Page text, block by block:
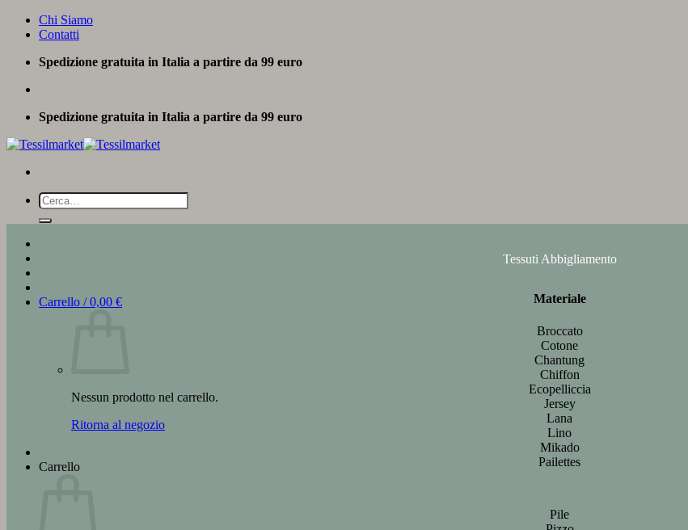
Salta
Chi Siamo
Contatti
Spedizione gratuita in Italia a partire da 99 euro
Spedizione gratuita in Italia a partire da 99 euro
Cerca:
Carrello /0,00 €
Nessun prodotto nel carrello.
Ritorna al negozio
Carrello
Tessuti Abbigliamento
Materiale
Broccato
Cotone
Chantung
Chiffon
Ecopelliccia
Jersey
Lana
Lino
Mikado
Pailettes
Pile